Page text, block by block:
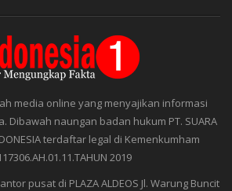
media online yang menyajikan informasi
Dibawah naungan badan hukum PT. SUARA
terdaftar legal di Kemenkumham
2019
pusat di PLAZA ALDEOS Jl. Warung Buncit